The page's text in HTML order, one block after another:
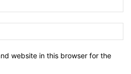
website in this browser for the